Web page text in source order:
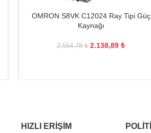
OMRON S8VK C12024 Ray Tipi Güç
Kaynağı
2.554,78₺ 2.138,89 ₺
HIZLI ERIŞIM